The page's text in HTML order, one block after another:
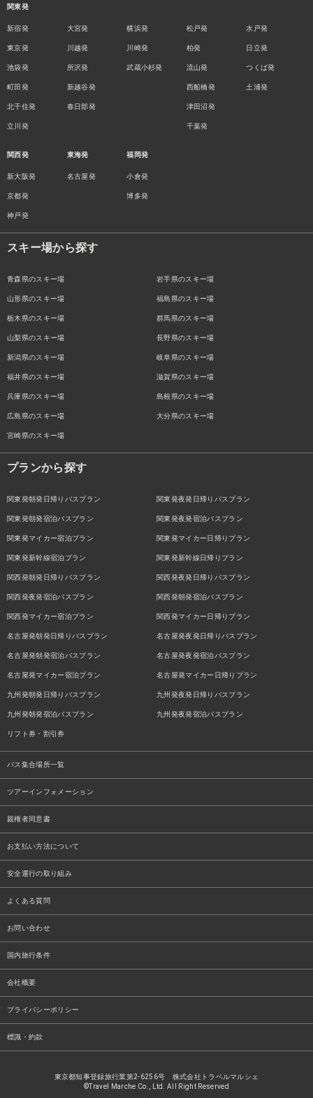
関東発
新宿発
東京発
池袋発
町田発
北千住発
立川発
大宮発
川越発
所沢発
新越谷発
春日部発
横浜発
川崎発
武蔵小杉発
松戸発
柏発
流山発
西船橋発
津田沼発
千葉発
水戸発
日立発
つくば発
土浦発
関西発
新大阪発
京都発
神戸発
東海発
名古屋発
福岡発
小倉発
博多発
スキー場から探す
青森県のスキー場 岩手県のスキー場
山形県のスキー場 福島県のスキー場
栃木県のスキー場 群馬県のスキー場
山梨県のスキー場 長野県のスキー場
新潟県のスキー場 岐阜県のスキー場
福井県のスキー場 滋賀県のスキー場
兵庫県のスキー場 島根県のスキー場
広島県のスキー場 大分県のスキー場
宮崎県のスキー場
プランから探す
関東発朝発日帰りバスプラン 関東発夜発日帰りバスプラン
関東発朝発宿泊バスプラン 関東発夜発宿泊バスプラン
関東発マイカー宿泊プラン 関東発マイカー日帰りプラン
関東発新幹線宿泊プラン 関東発新幹線日帰りプラン
関西発朝発日帰りバスプラン 関西発夜発日帰りバスプラン
関西発夜発宿泊バスプラン 関西発朝発宿泊バスプラン
関西発マイカー宿泊プラン 関西発マイカー日帰りプラン
名古屋発朝発日帰りバスプラン 名古屋発夜発日帰りバスプラン
名古屋発朝発宿泊バスプラン 名古屋発夜発宿泊バスプラン
名古屋発マイカー宿泊プラン 名古屋発マイカー日帰りプラン
九州発朝発日帰りバスプラン 九州発夜発日帰りバスプラン
九州発朝発宿泊バスプラン 九州発夜発宿泊バスプラン
リフト券・割引券
バス集合場所一覧
ツアーインフォメーション
親権者同意書
お支払い方法について
安全運行の取り組み
よくある質問
お問い合わせ
国内旅行条件
会社概要
プライバシーポリシー
標識・約款
東京都知事登録旅行業第2-6256号 株式会社トラベルマルシェ
©Travel Marche Co., Ltd. All Right Reserved